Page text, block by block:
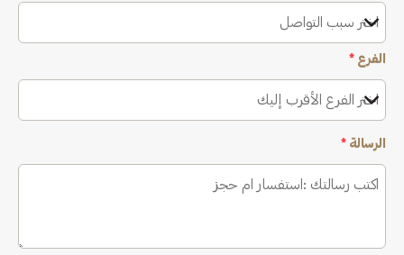
اختر سبب التواصل
الفرع *
اختر الفرع الأقرب إليك
الرسالة *